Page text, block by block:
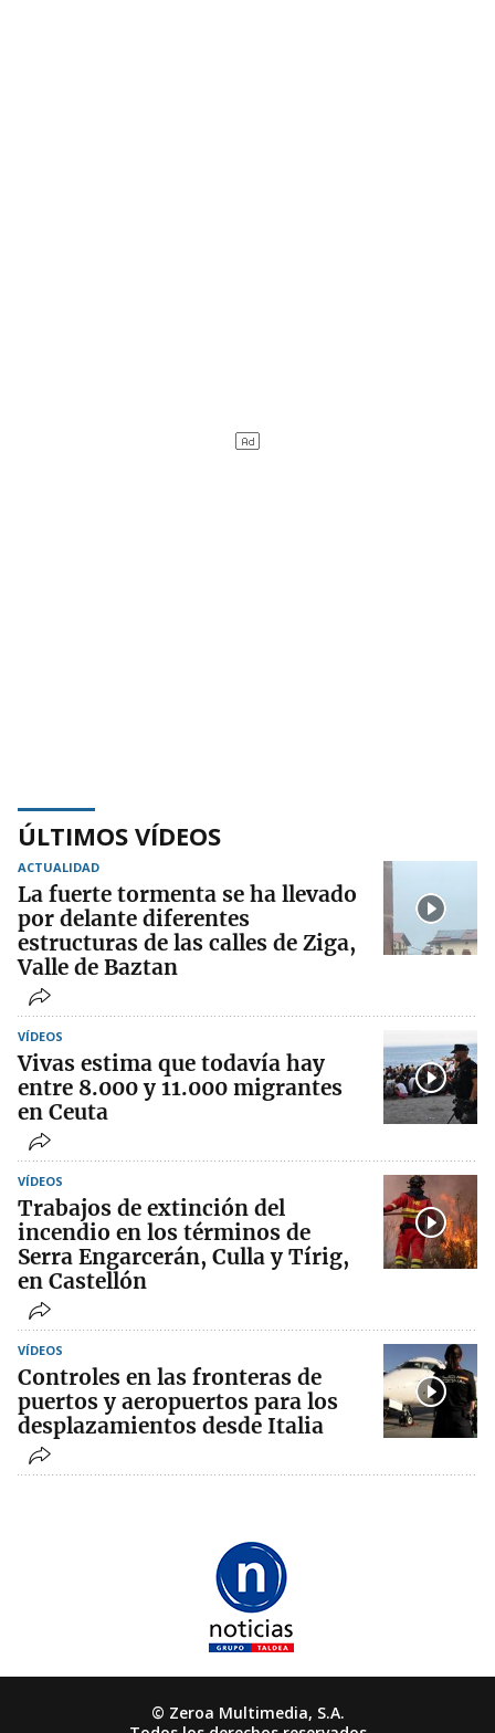
ÚLTIMOS VÍDEOS
ACTUALIDAD
La fuerte tormenta se ha llevado
por delante diferentes
estructuras de las calles de Ziga,
Valle de Baztan
VÍDEOS
Vivas estima que todavía hay
entre 8.000 y 11.000 migrantes
en Ceuta
VÍDEOS
Trabajos de extinción del
incendio en los términos de
Serra Engarcerán, Culla y Tírig,
en Castellón
VÍDEOS
Controles en las fronteras de
puertos y aeropuertos para los
desplazamientos desde Italia
© Zeroa Multimedia, S.A.